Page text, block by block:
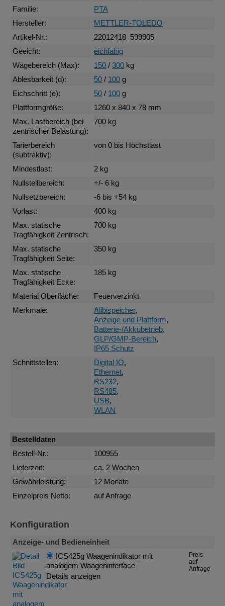
Familie:
PTA
Hersteller:
METTLER-TOLEDO
Artikel-Nr.:
22012418_599905
Geeicht:
eichfähig
Wägebereich (Max):
150 /300 kg
Ablesbarkeit (d):
50 / 100 g
Eichschritt (e):
50 / 100 g
Plattformgröße:
1260 x 840 x 78 mm
Max. Lastbereich (bei
zentrischer Belastung):
700 kg
Tarierbereich
(subtraktiv):
von 0 bis Höchstlast
Mindestlast:
2 kg
Nullstellbereich:
+/- 6 kg
Nullsetzbereich:
-6 bis +54 kg
Vorlast:
400 kg
Max. statische
Tragfähigkeit Zentrisch:
700 kg
Max. statische
Tragfähigkeit Seite:
350 kg
Max. statische
Tragfähigkeit Ecke:
185 kg
Material Oberfläche:
Feuerverzinkt
Merkmale:
Alibispeicher,
Anzeige und Plattform,
Batterie-/Akkubetrieb,
GLP/GMP-Bereich,
IP65 Schutz
Schnittstellen:
Digital IO,
Ethernet,
RS232,
RS485,
USB,
WLAN
Bestelldaten
Bestell-Nr.:
100955
Lieferzeit:
ca. 2 Wochen
Gewährleistung:
12 Monate
Einzelpreis Netto:
auf Anfrage
Konfiguration
Anzeige- und Bedieneinheit
ICS425g Waagenindikator mit
analogem Waageninterface
Details anzeigen
Preis
auf
Anfrage